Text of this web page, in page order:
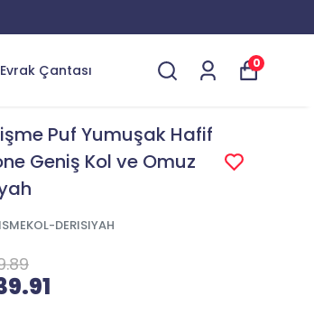
Çantası 0
Puf Yumuşak Hafif
Geniş Kol ve Omuz
DERISIYAH